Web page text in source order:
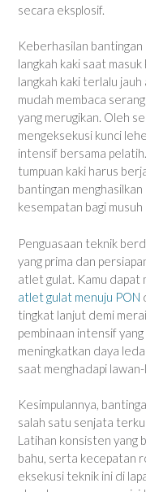
secara eksplosif.
Keberhasilan
langkah kaki saat
langkah kaki terlalu
mudah membaca
yang merugikan. Oleh
mengeksekusi kunci
intensif bersama
tumpuan kaki harus
bantingan
kesempatan bagi
Penguasaan teknik
yang prima dan
atlet gulat. Kamu dapat
atlet gulat menuju PON
tingkat lanjut demi
pembinaan intensif
meningkatkan daya
saat menghadapi
Kesimpulannya,
salah satu senjata
Latihan konsisten yang
bahu, serta kecepatan
eksekusi teknik ini di